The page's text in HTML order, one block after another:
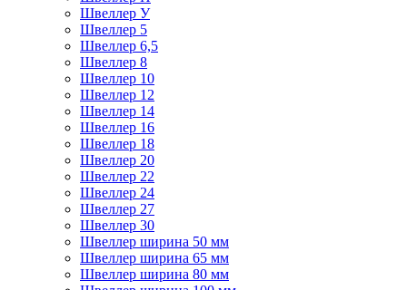
Швеллер У
Швеллер 5
Швеллер 6,5
Швеллер 8
Швеллер 10
Швеллер 12
Швеллер 14
Швеллер 16
Швеллер 18
Швеллер 20
Швеллер 22
Швеллер 24
Швеллер 27
Швеллер 30
Швеллер ширина 50 мм
Швеллер ширина 65 мм
Швеллер ширина 80 мм